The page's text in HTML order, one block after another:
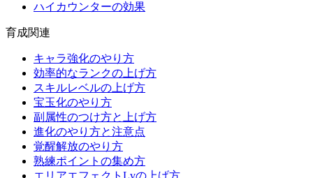
ハイカウンターの効果
育成関連
キャラ強化のやり方
効率的なランクの上げ方
スキルレベルの上げ方
宝玉化のやり方
副属性のつけ方と上げ方
進化のやり方と注意点
覚醒解放のやり方
熟練ポイントの集め方
エリアエフェクトLvの上げ方